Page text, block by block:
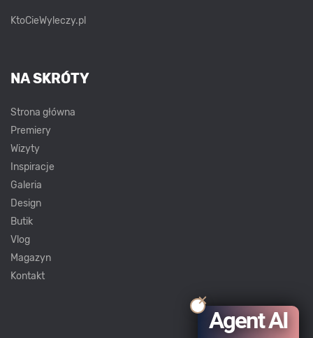
KtoCieWyleczy.pl
NA SKRÓTY
Strona główna
Premiery
Wizyty
Inspiracje
Galeria
Design
Butik
Vlog
Magazyn
Kontakt
Agent AI